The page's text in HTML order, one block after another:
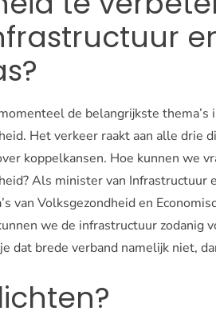
de belangrijkste thema’s
Het verkeer raakt aan alle drie
koppelkansen. Hoe kunnen we
Als minister van Infrastructuur
van Volksgezondheid en
we de infrastructuur zodanig
dat brede verband namelijk niet,